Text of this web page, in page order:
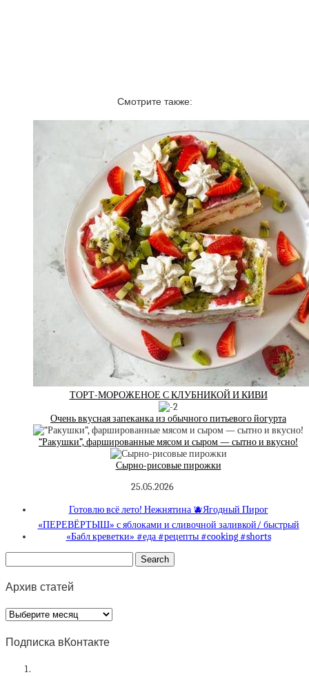
Смотрите также:
ТОРТ-МОРОЖЕНОЕ С КЛУБНИКОЙ И КИВИ
Очень вкусная запеканка из обычного питьевого йогурта
“Ракушки”, фаршированные мясом и сыром — сытно и вкусно!
Сырно-рисовые пирожки
25.05.2026
Готовлю всё лето! Нежнятина 🫐Ягодный Пирог
«ПЕРЕВЁРТЫШ» с яблоками и сливочной заливкой/ быстрый
«Бабл креветки» #еда #рецепты #cooking #shorts
Архив статей
Архив
статей
Подписка вКонтакте